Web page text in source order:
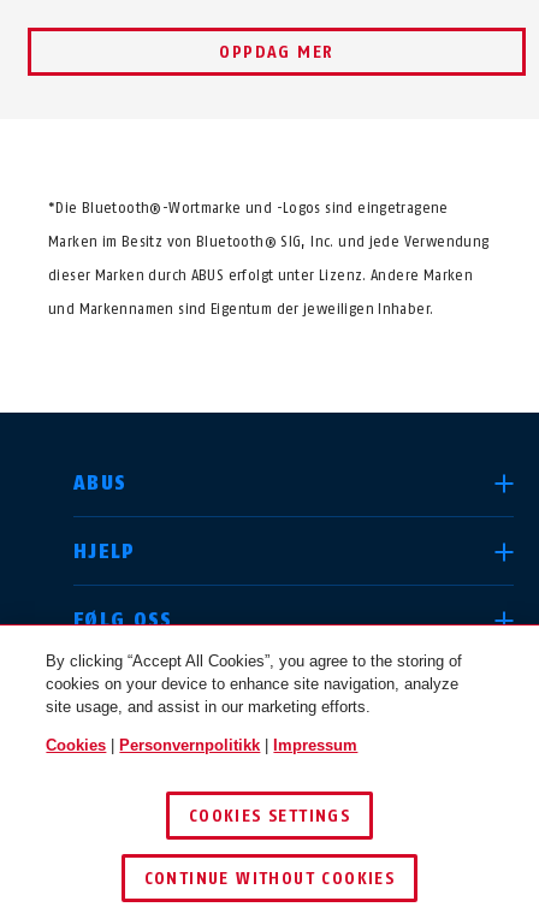
OPPDAG MER
*Die Bluetooth®-Wortmarke und -Logos sind eingetragene
Marken im Besitz von Bluetooth® SIG, Inc. und jede Verwendung
dieser Marken durch ABUS erfolgt unter Lizenz. Andere Marken
und Markennamen sind Eigentum der jeweiligen Inhaber.
ABUS
HJELP
FØLG OSS
JURIDISK
© 2026 ABUS
VELG LAND
Deutschland
Canada
Österreich
By clicking “Accept All Cookies”, you agree to the storing of
cookies on your device to enhance site navigation, analyze
site usage, and assist in our marketing efforts.
Cookies Personvernpolitikk Impressum
COOKIES SETTINGS
CONTINUE WITHOUT COOKIES